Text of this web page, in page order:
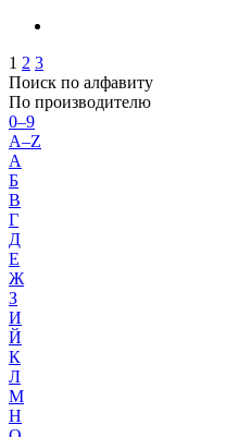
1 2 3
Поиск по алфавиту
По производителю
0–9
A–Z
А
Б
В
Г
Д
Е
Ж
З
И
Й
К
Л
М
Н